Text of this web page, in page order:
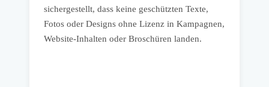
sichergestellt, dass keine geschützten Texte,
Fotos oder Designs ohne Lizenz in Kampagnen,
Website-Inhalten oder Broschüren landen.